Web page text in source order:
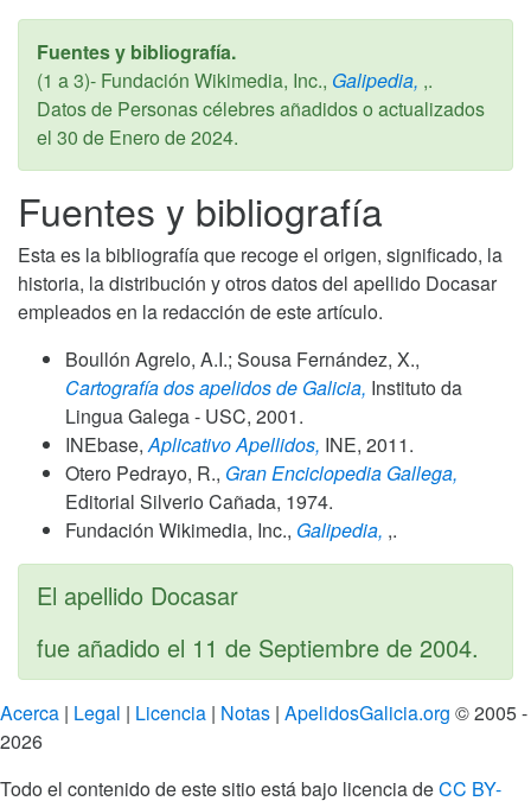
Fuentes y bibliografía.
(1 a 3)- Fundación Wikimedia, Inc., Galipedia, ,.
Datos de Personas célebres añadidos o actualizados
el 30 de Enero de 2024.
Fuentes y bibliografía
Esta es la bibliografía que recoge el origen, significado, la
historia, la distribución y otros datos del apellido Docasar
empleados en la redacción de este artículo.
Boullón Agrelo, A.I.; Sousa Fernández, X.,
Cartografía dos apelidos de Galicia, Instituto da
Lingua Galega - USC, 2001.
INEbase, Aplicativo Apellidos, INE, 2011.
Otero Pedrayo, R., Gran Enciclopedia Gallega,
Editorial Silverio Cañada, 1974.
Fundación Wikimedia, Inc., Galipedia, ,.
El apellido Docasar
fue añadido el 11 de Septiembre de 2004.
Acerca | Legal | Licencia | Notas | ApelidosGalicia.org © 2005 -
2026
Todo el contenido de este sitio está bajo licencia deCC BY-